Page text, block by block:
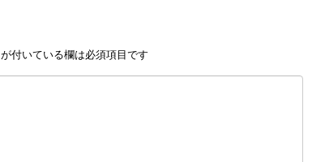
が付いている欄は必須項目です